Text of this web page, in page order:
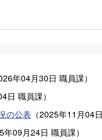
年04月30日 職員課）
日 職員課）
の公表 （2025年11月04日
年09月24日 職員課）